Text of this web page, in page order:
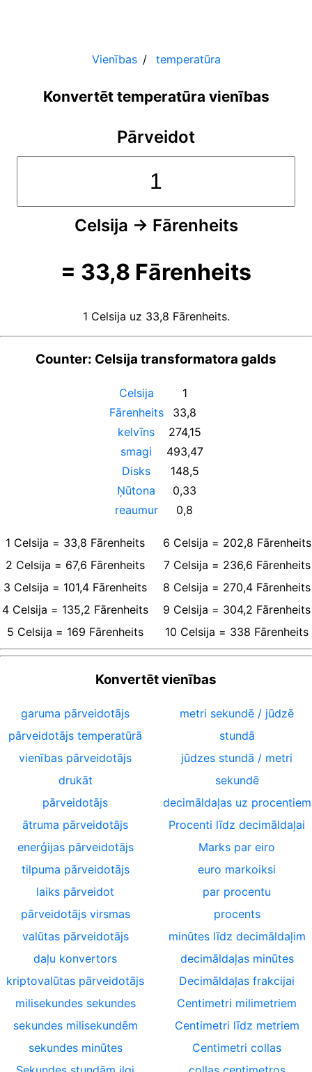
Vienības temperatūra
Konvertēt temperatūra vienības
Pārveidot
Celsija → Fārenheits
= 33,8 Fārenheits
1 Celsija uz 33,8 Fārenheits.
Counter: Celsija transformatora galds
Celsija
1
Fārenheits
33,8
kelvīns
274,15
smagi
493,47
Disks
148,5
Ņūtona
0,33
reaumur
0,8
1 Celsija = 33,8 Fārenheits
2 Celsija = 67,6 Fārenheits
3 Celsija = 101,4 Fārenheits
4 Celsija = 135,2 Fārenheits
5 Celsija = 169 Fārenheits
6 Celsija = 202,8 Fārenheits
7 Celsija = 236,6 Fārenheits
8 Celsija = 270,4 Fārenheits
9 Celsija = 304,2 Fārenheits
10 Celsija = 338 Fārenheits
Konvertēt vienības
garuma pārveidotājs
pārveidotājs temperatūrā
vienības pārveidotājs
drukāt
pārveidotājs
ātruma pārveidotājs
enerģijas pārveidotājs
tilpuma pārveidotājs
laiks pārveidot
pārveidotājs virsmas
valūtas pārveidotājs
daļu konvertors
kriptovalūtas pārveidotājs
milisekundes sekundes
sekundes milisekundēm
sekundes minūtes
metri sekundē / jūdzē
stundā
jūdzes stundā / metri
sekundē
decimāldaļas uz procentiem
Procenti līdz decimāldaļai
Marks par eiro
euro markoiksi
par procentu
procents
minūtes līdz decimāldaļim
decimāldaļas minūtes
Decimāldaļas frakcijai
Centimetri milimetriem
Centimetri līdz metriem
Centimetri collas